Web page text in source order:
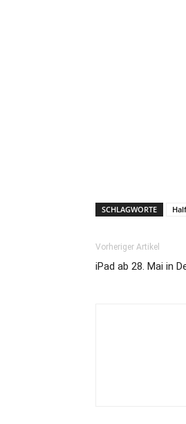
SCHLAGWORTE
Vorheriger Artikel
iPad ab 28. Mai in